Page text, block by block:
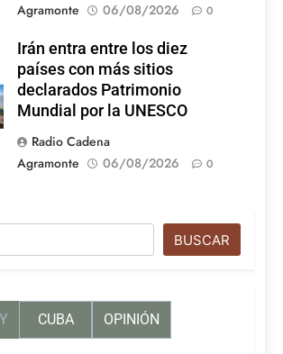
Agramonte
06/08/2026 0
Irán entra entre los diez
países con más sitios
declarados Patrimonio
Mundial por la UNESCO
Radio Cadena
Agramonte
06/08/2026 0
BUSCAR
CUBA OPINIÓN